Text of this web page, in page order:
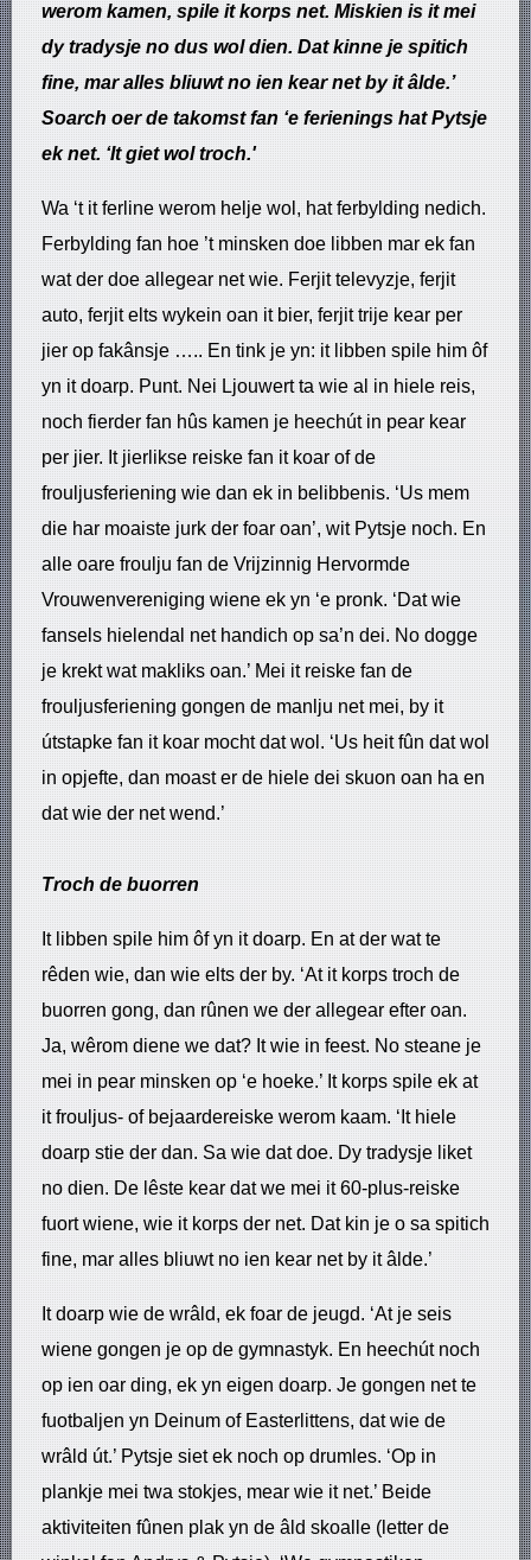
werom kamen, spile it korps net. Miskien is it mei
dy tradysje no dus wol dien. Dat kinne je spitich
fine, mar alles bliuwt no ien kear net by it âlde.’
Soarch oer de takomst fan ‘e ferienings hat Pytsje
ek net. ‘It giet wol troch.'
Wa ‘t it ferline werom helje wol, hat ferbylding nedich.
Ferbylding fan hoe ’t minsken doe libben mar ek fan
wat der doe allegear net wie. Ferjit televyzje, ferjit
auto, ferjit elts wykein oan it bier, ferjit trije kear per
jier op fakânsje ….. En tink je yn: it libben spile him ôf
yn it doarp. Punt. Nei Ljouwert ta wie al in hiele reis,
noch fierder fan hûs kamen je heechút in pear kear
per jier. It jierlikse reiske fan it koar of de
frouljusferiening wie dan ek in belibbenis. ‘Us mem
die har moaiste jurk der foar oan’, wit Pytsje noch. En
alle oare froulju fan de Vrijzinnig Hervormde
Vrouwenvereniging wiene ek yn ‘e pronk. ‘Dat wie
fansels hielendal net handich op sa’n dei. No dogge
je krekt wat makliks oan.’ Mei it reiske fan de
frouljusferiening gongen de manlju net mei, by it
útstapke fan it koar mocht dat wol. ‘Us heit fûn dat wol
in opjefte, dan moast er de hiele dei skuon oan ha en
dat wie der net wend.’
Troch de buorren
It libben spile him ôf yn it doarp. En at der wat te
rêden wie, dan wie elts der by. ‘At it korps troch de
buorren gong, dan rûnen we der allegear efter oan.
Ja, wêrom diene we dat? It wie in feest. No steane je
mei in pear minsken op ‘e hoeke.’ It korps spile ek at
it frouljus- of bejaardereiske werom kaam. ‘It hiele
doarp stie der dan. Sa wie dat doe. Dy tradysje liket
no dien. De lêste kear dat we mei it 60-plus-reiske
fuort wiene, wie it korps der net. Dat kin je o sa spitich
fine, mar alles bliuwt no ien kear net by it âlde.’
It doarp wie de wrâld, ek foar de jeugd. ‘At je seis
wiene gongen je op de gymnastyk. En heechút noch
op ien oar ding, ek yn eigen doarp. Je gongen net te
fuotbaljen yn Deinum of Easterlittens, dat wie de
wrâld út.’ Pytsje siet ek noch op drumles. ‘Op in
plankje mei twa stokjes, mear wie it net.’ Beide
aktiviteiten fûnen plak yn de âld skoalle (letter de